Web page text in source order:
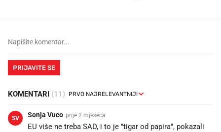
PRIJAVITE SE
KOMENTARI (11)
SV Sonja Vuco prije 2 mjeseca
EU više ne treba SAD, i to je "tigar od papira", pokazali